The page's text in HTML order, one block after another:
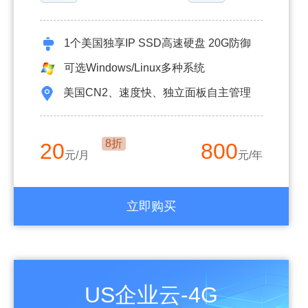
1个美国独享IP SSD高速硬盘 20G防御
可选Windows/Linux多种系统
美国CN2、速度快、独立面板自主管理
8折
20元/月 800元/年
立即购买
US企业云-4G